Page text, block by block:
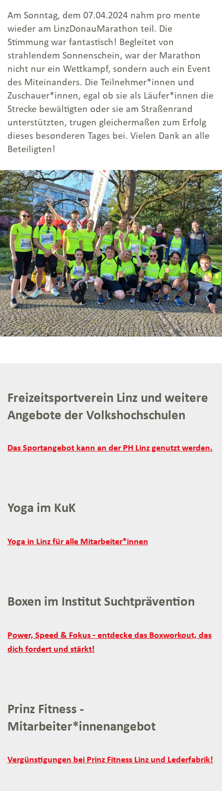
Am Sonntag, dem 07.04.2024 nahm pro mente
wieder am LinzDonauMarathon teil. Die
Stimmung war fantastisch! Begleitet von
strahlendem Sonnenschein, war der Marathon
nicht nur ein Wettkampf, sondern auch ein Event
des Miteinanders. Die Teilnehmer*innen und
Zuschauer*innen, egal ob sie als Läufer*innen die
Strecke bewältigten oder sie am Straßenrand
unterstützten, trugen gleichermaßen zum Erfolg
dieses besonderen Tages bei. Vielen Dank an alle
Beteiligten!
Freizeitsportverein Linz und weitere
Angebote der Volkshochschulen
Freizeitsportverein
Angebote
Das Sportangebot kann an der PH Linz genutzt werden.
Yoga im KuK
Yoga
Yoga in Linz für alle Mitarbeiter*innen
Boxen im Institut Suchtprävention
Boxen
im
Power, Speed & Fokus - entdecke das Boxworkout, das
dich fordert und stärkt!
Prinz Fitness -
Mitarbeiter*innenangebot
Prinz
Vergünstigungen bei Prinz Fitness Linz und Lederfabrik!